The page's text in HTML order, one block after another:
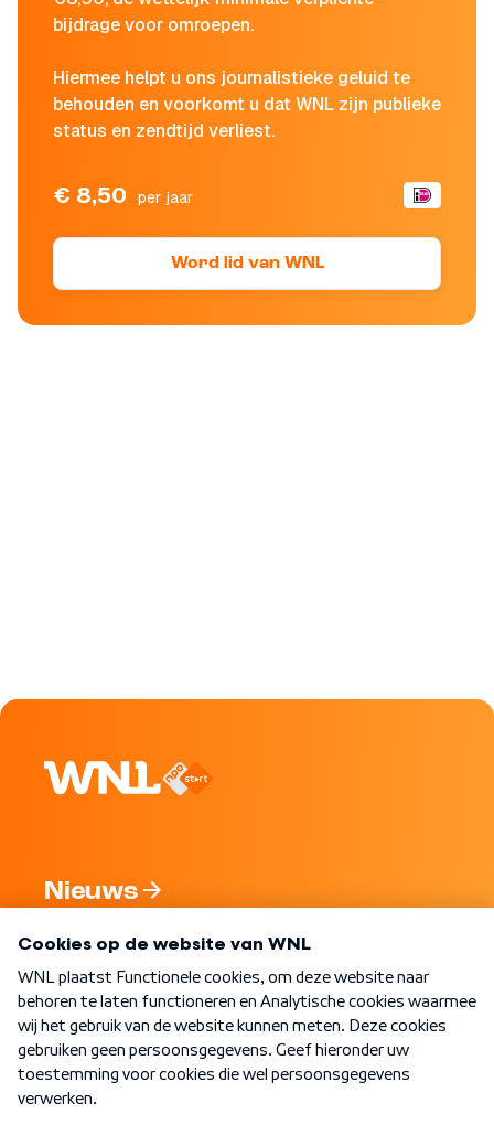
bijdrage voor omroepen.
Hiermee helpt u ons journalistieke geluid te
behouden en voorkomt u dat WNL zijn publieke
status en zendtijd verliest.
€ 8,50 per jaar
Word lid van WNL
Nieuws
Nieuwsbrief
Word Lid